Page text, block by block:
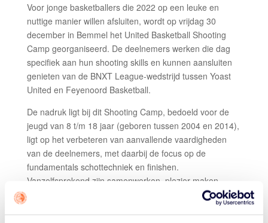
Voor jonge basketballers die 2022 op een leuke en
nuttige manier willen afsluiten, wordt op vrijdag 30
december in Bemmel het United Basketball Shooting
Camp georganiseerd. De deelnemers werken die dag
specifiek aan hun shooting skills en kunnen aansluiten
genieten van de BNXT League-wedstrijd tussen Yoast
United en Feyenoord Basketball.
De nadruk ligt bij dit Shooting Camp, bedoeld voor de
jeugd van 8 t/m 18 jaar (geboren tussen 2004 en 2014),
ligt op het verbeteren van aanvallende vaardigheden
van de deelnemers, met daarbij de focus op de
fundamentals schottechniek en finishen.
Vanzelfsprekend zijn samenwerken, plezier maken,
trainen en spelen in een veilig sportklimaat de